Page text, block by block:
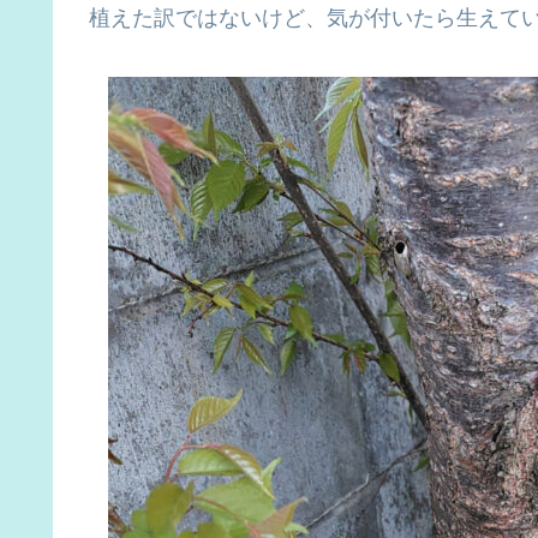
植えた訳ではないけど、気が付いたら生えて